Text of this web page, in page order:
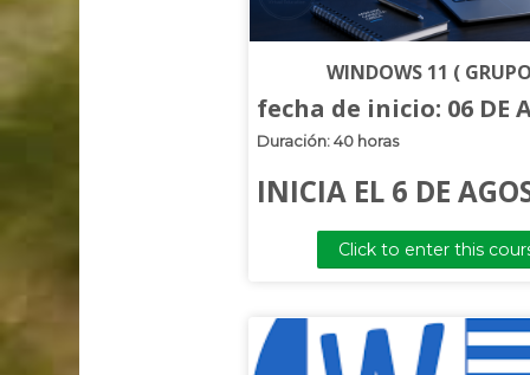
WINDOWS 11 (
fecha de inicio: 06 DE
Duración: 40 horas
INICIA EL 6 DE
Click to enter this